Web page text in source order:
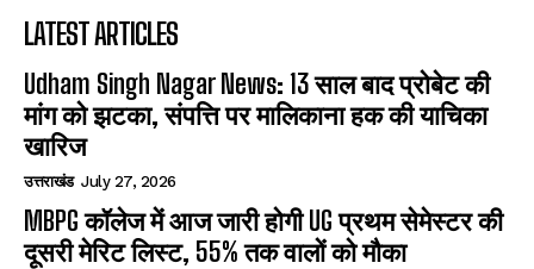
LATEST ARTICLES
Udham Singh Nagar News: 13 साल बाद प्रोबेट की
मांग को झटका, संपत्ति पर मालिकाना हक की याचिका
खारिज
उत्तराखंड July 27, 2026
MBPG कॉलेज में आज जारी होगी UG प्रथम सेमेस्टर की
दूसरी मेरिट लिस्ट, 55% तक वालों को मौका